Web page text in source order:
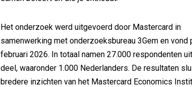
Het onderzoek werd uitgevoerd door Mastercard in
samenwerking met onderzoeksbureau 3Gem en vond
februari 2026. In totaal namen 27.000 respondenten
deel, waaronder 1.000 Nederlanders. De resultaten
bredere inzichten van het Mastercard Economics